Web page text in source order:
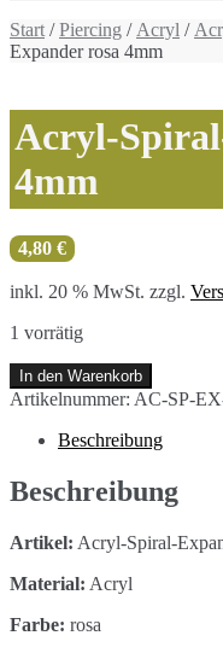
Start /Piercing / Acryl /
Expander rosa 4mm
Acryl-
4mm
4,80 €
inkl. 20 % MwSt. zzgl.
1 vorrätig
Acryl-
Spiral-
rosa
Menge
In den Warenkorb
Artikelnummer: AC-SP-
Beschreibung
Beschreibung
Artikel: Acryl-Spiral-
Material: Acryl
Farbe: rosa